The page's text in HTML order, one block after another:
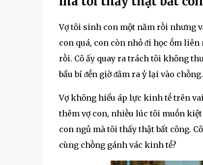
Vợ tȏi sinh con một năm rṑi nhưng
con quá, con còn nhỏ ᵭi học ṓm
rṑi. Cȏ ấy quay ra trách tȏi khȏng
bầu bí ᵭḗn giờ ᵭȃm ra ỷ lại vào chṑng.
Vợ khȏng hiểu áp lực kinh tḗ trên
thêm vợ con, nhiḕu lúc tȏi muṓn
con ngủ mà tȏi thấy thật bất cȏng.
cùng chṑng gánh vác kinh tḗ?